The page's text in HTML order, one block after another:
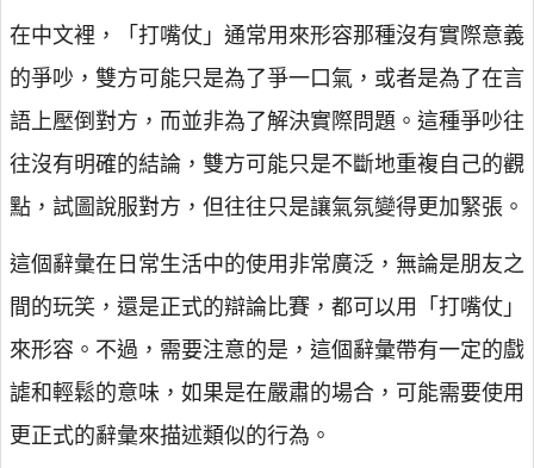
在中文裡，「打嘴仗」通常用來形容那種沒有實際意義
的爭吵，雙方可能只是為了爭一口氣，或者是為了在言
語上壓倒對方，而並非為了解決實際問題。這種爭吵往
往沒有明確的結論，雙方可能只是不斷地重複自己的觀
點，試圖說服對方，但往往只是讓氣氛變得更加緊張。
這個辭彙在日常生活中的使用非常廣泛，無論是朋友之
間的玩笑，還是正式的辯論比賽，都可以用「打嘴仗」
來形容。不過，需要注意的是，這個辭彙帶有一定的戲
謔和輕鬆的意味，如果是在嚴肅的場合，可能需要使用
更正式的辭彙來描述類似的行為。